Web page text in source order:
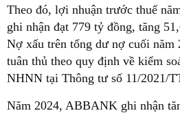
Theo đó, lợi nhuận trước thuế
ghi nhận đạt 779 tỷ đồng, tăng
Nợ xấu trên tổng dư nợ cuối năm
tuân thủ theo quy định về kiểm
NHNN tại Thông tư số 11/2021/
Năm 2024, ABBANK ghi nhận